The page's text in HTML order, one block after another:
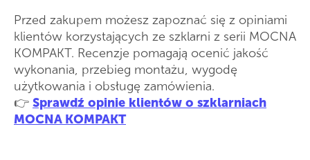
Przed zakupem możesz zapoznać się z opiniami
klientów korzystających ze szklarni z serii MOCNA
KOMPAKT. Recenzje pomagają ocenić jakość
wykonania, przebieg montażu, wygodę
użytkowania i obsługę zamówienia.
👉 Sprawdź opinie klientów o szklarniach
MOCNA KOMPAKT